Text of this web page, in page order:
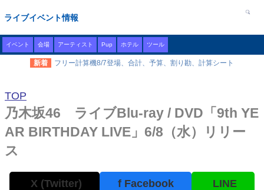
ライブイベント情報
イベント 会場 アーティスト Pup ホテル ツール
新着 フリー計算機8/7登場、合計、予算、割り勘、計算シート
TOP
乃木坂46 ライブBlu-ray / DVD「9th YE
AR BIRTHDAY LIVE」6/8（水）リリー
ス
X (Twitter) f Facebook LINE